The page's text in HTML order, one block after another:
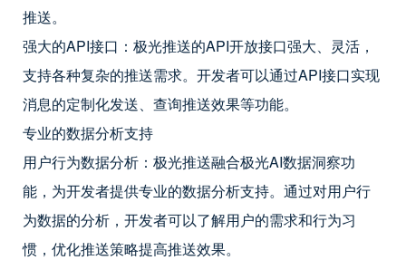
推送。
强大的API接口：极光推送的API开放接口强大、灵活，
支持各种复杂的推送需求。开发者可以通过API接口实现
消息的定制化发送、查询推送效果等功能。
专业的数据分析支持
用户行为数据分析：极光推送融合极光AI数据洞察功
能，为开发者提供专业的数据分析支持。通过对用户行
为数据的分析，开发者可以了解用户的需求和行为习
惯，优化推送策略提高推送效果。